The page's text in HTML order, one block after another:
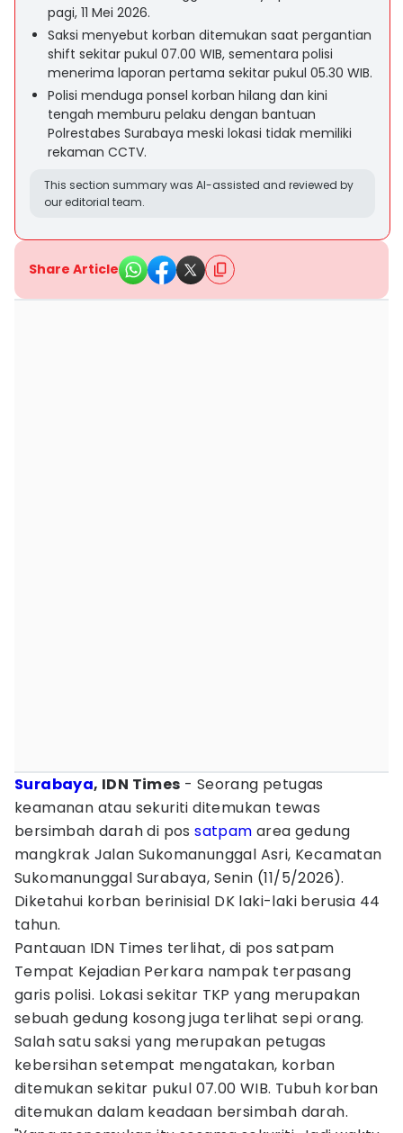
pagi, 11 Mei 2026.
Saksi menyebut korban ditemukan saat pergantian
shift sekitar pukul 07.00 WIB, sementara polisi
menerima laporan pertama sekitar pukul 05.30 WIB.
Polisi menduga ponsel korban hilang dan kini
tengah memburu pelaku dengan bantuan
Polrestabes Surabaya meski lokasi tidak memiliki
rekaman CCTV.
This section summary was AI-assisted and reviewed by
our editorial team.
Share Article
Surabaya, IDN Times - Seorang petugas
keamanan atau sekuriti ditemukan tewas
bersimbah darah di possatpam area gedung
mangkrak Jalan Sukomanunggal Asri, Kecamatan
Sukomanunggal Surabaya, Senin (11/5/2026).
Diketahui korban berinisial DK laki-laki berusia 44
tahun.
Pantauan IDN Times terlihat, di pos satpam
Tempat Kejadian Perkara nampak terpasang
garis polisi. Lokasi sekitar TKP yang merupakan
sebuah gedung kosong juga terlihat sepi orang.
Salah satu saksi yang merupakan petugas
kebersihan setempat mengatakan, korban
ditemukan sekitar pukul 07.00 WIB. Tubuh korban
ditemukan dalam keadaan bersimbah darah.